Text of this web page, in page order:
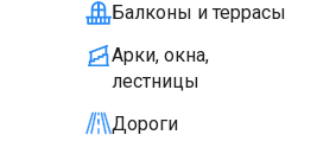
Балконы и террасы
Арки, окна,
лестницы
Дороги